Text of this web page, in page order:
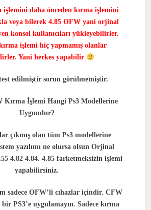
işlemini daha önceden kırma işlemini
veya bilerek 4.85 OFW yani orjinal
konsol kullanıcıları yükleyebilirler.
işlemi hiç yapmamış olanlar
Yani herkes yapabilir
edilmiştir sorun görülmemiştir.
Kırma İşlemi Hangi Ps3 Modellerine
Uygundur?
çıkmış olan tüm Ps3 modellerine
yazılımı ne olursa olsun Orjinal
4.82 4.84. 4.85 farketmeksizin işlemi
yapabilirsiniz.
sadece OFW’li cıhazlar içindir. CFW
PS3’e uygulamayın. Sadece kırma